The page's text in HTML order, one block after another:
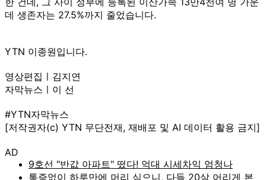
데 생존자는 27.5%까지 줄었습니다.
YTN 이종원입니다.
영상편집ㅣ김지연
자막뉴스ㅣ이 선
#YTN자막뉴스
[저작권자(c) YTN 무단전재, 재배포 및 AI 데이터 활용 금지]
AD